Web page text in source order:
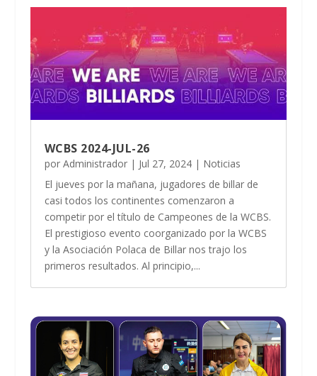
WCBS 2024-JUL-26
por Administrador| Jul 27, 2024| Noticias
El jueves por la mañana, jugadores de billar de
casi todos los continentes comenzaron a
competir por el título de Campeones de la WCBS.
El prestigioso evento coorganizado por la WCBS
y la Asociación Polaca de Billar nos trajo los
primeros resultados. Al principio,...